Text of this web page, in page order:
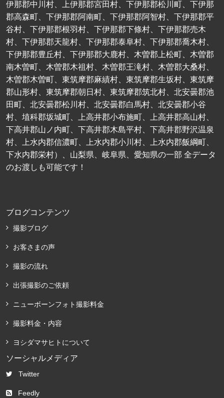
伊那郡中川村、上伊那郡宮田村、下伊那郡松川町、下伊那
郡高森町、下伊那郡阿南町、下伊那郡阿智村、下伊那郡平
谷村、下伊那郡根羽村、下伊那郡下條村、下伊那郡売木
村、下伊那郡天龍村、下伊那郡泰阜村、下伊那郡喬木村、
下伊那郡豊丘村、下伊那郡大鹿村、木曽郡上松町、木曽郡
南木曽町、木曽郡木祖村、木曽郡王滝村、木曽郡大桑村、
木曽郡木曽町、東筑摩郡麻績村、東筑摩郡生坂村、東筑摩
郡山形村、東筑摩郡朝日村、東筑摩郡筑北村、北安曇郡池
田町、北安曇郡松川村、北安曇郡白馬村、北安曇郡小谷
村、埴科郡坂城町、上高井郡小布施町、上高井郡高山村、
下高井郡山ノ内町、下高井郡木島平村、下高井郡野沢温泉
村、上水内郡信濃町、上水内郡小川村、上水内郡飯綱町、
下水内郡栄村）、山梨県、岐阜県、愛知県の一部 全データ
のお渡しも可能です！
ブログコンテンツ
撮影ブログ
お客さまの声
撮影の流れ
出張撮影のご依頼
ニューボーンフォト撮影料金
撮影料金・内容
ヨシダマサヒトについて
ソーシャルメディア
Twitter
Feedly